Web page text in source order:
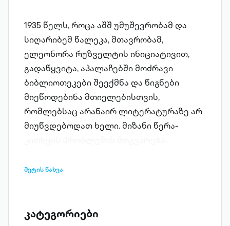
1935 წელს, როცა აშშ უმუშევრობამ და
სიღარიბემ წალეკა, მთავრობამ,
ელეონორა რუზველტის ინიციატივით,
გადაწყვიტა, აპალაჩებში მოძრავი
ბიბლიოთეკები შეექმნა და წიგნები
მიეწოდებინა მთიელებისთვის,
რომლებსაც არანაირ ლიტერატურაზე არ
მიუწვდებოდათ ხელი. მიზანი წერა-
უმუშევრობის დაძლევა იყო. რამდენი
დაიწყო. კარდაკარ დადიოდნენ და
მეტის ნახვა
კატეგორიები